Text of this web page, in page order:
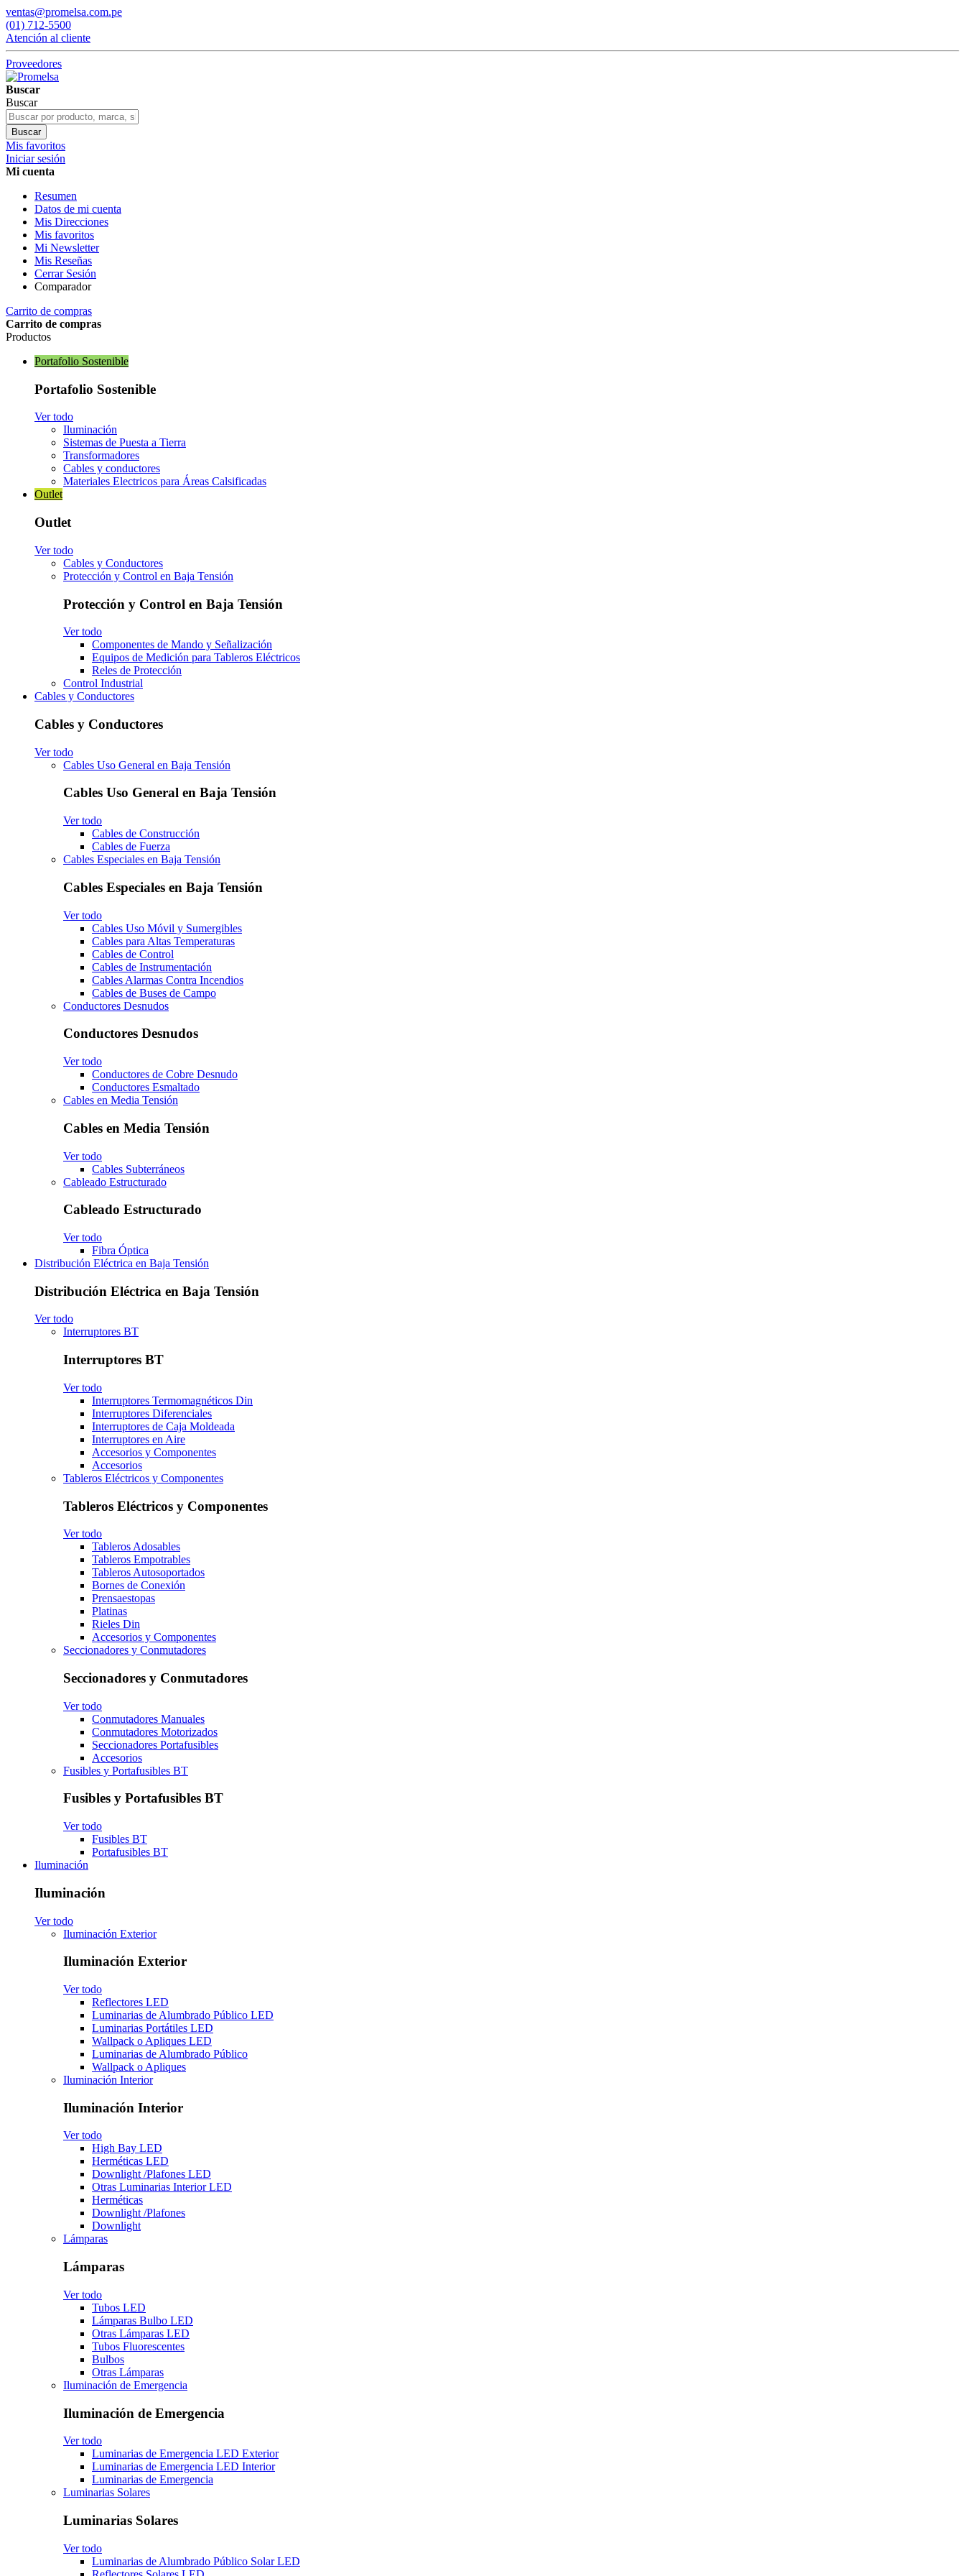
ventas@promelsa.com.pe
(01) 712-5500
Atención al cliente
Proveedores
Buscar
Buscar
Buscar
Mis favoritos
Iniciar sesión
Mi cuenta
Resumen
Datos de mi cuenta
Mis Direcciones
Mis favoritos
Mi Newsletter
Mis Reseñas
Cerrar Sesión
Comparador
Carrito de compras
Carrito de compras
Productos
Portafolio Sostenible
Portafolio Sostenible
Ver todo
Iluminación
Sistemas de Puesta a Tierra
Transformadores
Cables y conductores
Materiales Electricos para Áreas Calsificadas
Outlet
Outlet
Ver todo
Cables y Conductores
Protección y Control en Baja Tensión
Protección y Control en Baja Tensión
Ver todo
Componentes de Mando y Señalización
Equipos de Medición para Tableros Eléctricos
Reles de Protección
Control Industrial
Cables y Conductores
Cables y Conductores
Ver todo
Cables Uso General en Baja Tensión
Cables Uso General en Baja Tensión
Ver todo
Cables de Construcción
Cables de Fuerza
Cables Especiales en Baja Tensión
Cables Especiales en Baja Tensión
Ver todo
Cables Uso Móvil y Sumergibles
Cables para Altas Temperaturas
Cables de Control
Cables de Instrumentación
Cables Alarmas Contra Incendios
Cables de Buses de Campo
Conductores Desnudos
Conductores Desnudos
Ver todo
Conductores de Cobre Desnudo
Conductores Esmaltado
Cables en Media Tensión
Cables en Media Tensión
Ver todo
Cables Subterráneos
Cableado Estructurado
Cableado Estructurado
Ver todo
Fibra Óptica
Distribución Eléctrica en Baja Tensión
Distribución Eléctrica en Baja Tensión
Ver todo
Interruptores BT
Interruptores BT
Ver todo
Interruptores Termomagnéticos Din
Interruptores Diferenciales
Interruptores de Caja Moldeada
Interruptores en Aire
Accesorios y Componentes
Accesorios
Tableros Eléctricos y Componentes
Tableros Eléctricos y Componentes
Ver todo
Tableros Adosables
Tableros Empotrables
Tableros Autosoportados
Bornes de Conexión
Prensaestopas
Platinas
Rieles Din
Accesorios y Componentes
Seccionadores y Conmutadores
Seccionadores y Conmutadores
Ver todo
Conmutadores Manuales
Conmutadores Motorizados
Seccionadores Portafusibles
Accesorios
Fusibles y Portafusibles BT
Fusibles y Portafusibles BT
Ver todo
Fusibles BT
Portafusibles BT
Iluminación
Iluminación
Ver todo
Iluminación Exterior
Iluminación Exterior
Ver todo
Reflectores LED
Luminarias de Alumbrado Público LED
Luminarias Portátiles LED
Wallpack o Apliques LED
Luminarias de Alumbrado Público
Wallpack o Apliques
Iluminación Interior
Iluminación Interior
Ver todo
High Bay LED
Herméticas LED
Downlight /Plafones LED
Otras Luminarias Interior LED
Herméticas
Downlight /Plafones
Downlight
Lámparas
Lámparas
Ver todo
Tubos LED
Lámparas Bulbo LED
Otras Lámparas LED
Tubos Fluorescentes
Bulbos
Otras Lámparas
Iluminación de Emergencia
Iluminación de Emergencia
Ver todo
Luminarias de Emergencia LED Exterior
Luminarias de Emergencia LED Interior
Luminarias de Emergencia
Luminarias Solares
Luminarias Solares
Ver todo
Luminarias de Alumbrado Público Solar LED